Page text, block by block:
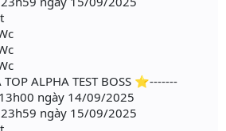
ALPHA TEST BOSS ⭐-------
ngày 14/09/2025
ngày 15/09/2025